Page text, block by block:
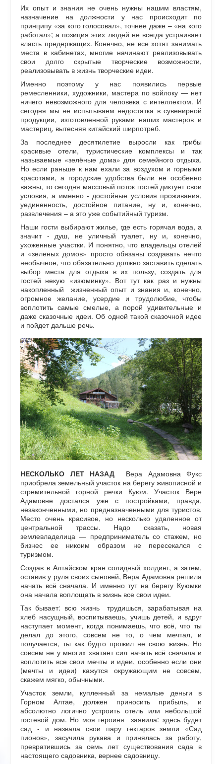
Их опыт и знания не очень нужны нашим властям,
назначение на должности у нас происходит по
принципу «за кого голосовал», точнее даже – «на кого
работал»; а позиция этих людей не всегда устраивает
власть предержащих. Конечно, не все хотят занимать
места в кабинетах, многие начинают реализовывать
свои долго скрытые творческие возможности,
реализовывать в жизнь творческие идеи.
Именно поэтому у нас появились первые
ремесленники, художники, мастера по войлоку — нет
ничего невозможного для человека с интеллектом. И
сегодня мы не испытываем недостатка в сувенирной
продукции, изготовленной руками наших мастеров и
мастериц, вытесняя китайский ширпотреб.
За последнее десятилетие выросли как грибы
красивые отели, туристические комплексы и так
называемые «зелёные дома» для семейного отдыха.
Но если раньше к нам ехали за воздухом и горными
красотами, а городские удобства были не особенно
важны, то сегодня массовый поток гостей диктует свои
условия, а именно - достойные условия проживания,
уединенность, достойное питание, ну и, конечно,
развлечения – а это уже событийный туризм.
Наши гости выбирают жилье, где есть горячая вода, а
значит - душ, не уличный туалет, ну и, конечно,
ухоженные участки. И понятно, что владельцы отелей
и «зеленых домов» просто обязаны создавать нечто
необычное, что обязательно должно заставить сделать
выбор места для отдыха в их пользу, создать для
гостей некую «изюминку». Вот тут как раз и нужны
накопленный жизненный опыт и знания и, конечно,
огромное желание, усердие и трудолюбие, чтобы
воплотить самые смелые, а порой удивительные и
даже сказочные идеи. Об одной такой сказочной идее
и пойдет дальше речь.
НЕСКОЛЬКО ЛЕТ НАЗАД Вера Адамовна Фукс
приобрела земельный участок на берегу живописной и
стремительной горной речки Куюм. Участок Вере
Адамовне достался уже с постройками, правда,
незаконченными, но предназначенными для туристов.
Место очень красивое, но несколько удаленное от
центральной трассы. Надо сказать, новая
землевладелица — предприниматель со стажем, но
бизнес ее никоим образом не пересекался с
туризмом.
Создав в Алтайском крае солидный холдинг, а затем,
оставив у руля своих сыновей, Вера Адамовна решила
начать всё сначала. И именно тут на берегу Куюмки
она начала воплощать в жизнь все свои идеи.
Так бывает: всю жизнь трудишься, зарабатывая на
хлеб насущный, воспитываешь, учишь детей, и вдруг
наступает момент, когда понимаешь, что всё, что ты
делал до этого, совсем не то, о чем мечтал, и
получается, ты как будто прожил не свою жизнь. Но
совсем не у многих хватает сил начать всё сначала и
воплотить все свои мечты и идеи, особенно если они
(мечты и идеи) кажутся окружающим не совсем,
скажем мягко, обычными.
Участок земли, купленный за немалые деньги в
Горном Алтае, должен приносить прибыль, и
абсолютно логично устроить отель или небольшой
гостевой дом. Но моя героиня заявила: здесь будет
сад - и назвала свои пару гектаров земли «Сад
пионов», засучила рукава и принялась за работу,
превратившись за семь лет существования сада в
настоящего садовника, вернее садовницу.